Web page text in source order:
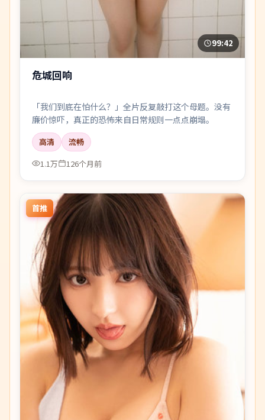
99:42
危城回响
「我们到底在怕什么？」全片反复敲打这个母题。没有
廉价惊吓，真正的恐怖来自日常规则一点点崩塌。
高清
流畅
1.1万
126个月前
首推